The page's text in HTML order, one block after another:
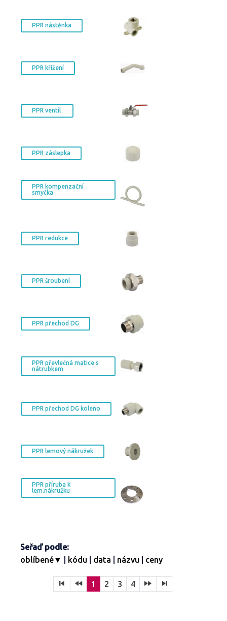
PPR nástěnka
PPR křížení
PPR ventil
PPR záslepka
PPR kompenzační
smyčka
PPR redukce
PPR šroubení
PPR přechod DG
PPR převlečná matice s
nátrubkem
PPR přechod DG koleno
PPR lemový nákružek
PPR příruba k
lem.nákružku
Seřaď podle:
oblíbené▼
kódu data názvu ceny
1 2 3 4